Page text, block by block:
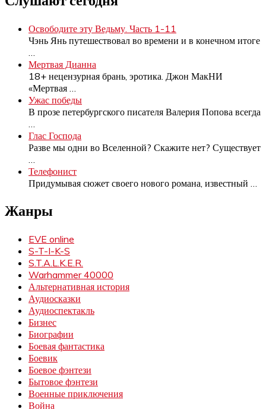
Освободите эту Ведьму. Часть 1-11
Чэнь Янь путешествовал во времени и в конечном итоге
Мертвая Дианна
18+ нецензурная брань, эротика. Джон МакНИ
«Мертвая
Ужас победы
В прозе петербургского писателя Валерия Попова всегда
Глас Господа
Разве мы одни во Вселенной? Скажите нет? Существует
Телефонист
Придумывая сюжет своего нового романа, известный
Жанры
EVE online
S-T-I-K-S
S.T.A.L.K.E.R.
Warhammer 40000
Альтернативная история
Аудиосказки
Аудиоспектакль
Бизнес
Биографии
Боевая фантастика
Боевик
Боевое фэнтези
Бытовое фэнтези
Военные приключения
Война